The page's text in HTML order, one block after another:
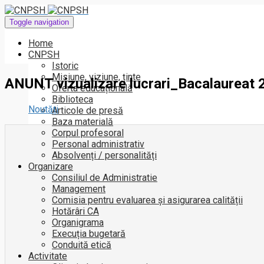
Toggle navigation
Home
CNPSH
Istoric
Misiune, viziune, ținte
Oferta educațională
Biblioteca
Articole de presă
Baza materială
Corpul profesoral
Personal administrativ
Absolvenți / personalități
Organizare
Consiliul de Administratie
Management
Comisia pentru evaluarea și asigurarea calității
Hotărâri CA
Organigrama
Execuția bugetară
Conduită etică
Activitate
ANUNT vizualizare lucrari_Bacalaureat
Noutăți